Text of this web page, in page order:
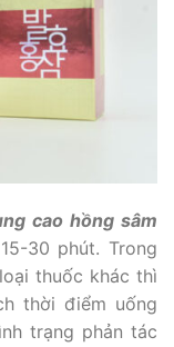
cao hồng sâm
30 phút. Trong
thuốc khác thì
thời điểm uống
trạng phản tác